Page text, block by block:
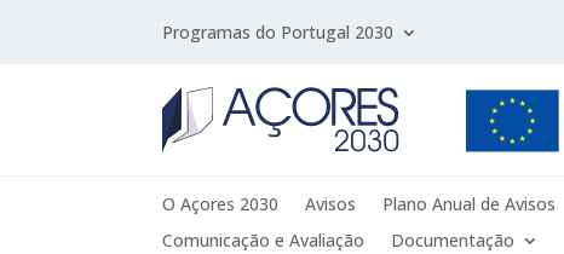
Programas do Portugal 2030
O Açores 2030 Avisos Plano Anual de Avisos
Comunicação e Avaliação
Documentação